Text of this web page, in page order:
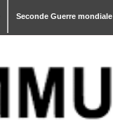
Seconde Guerre mondiale